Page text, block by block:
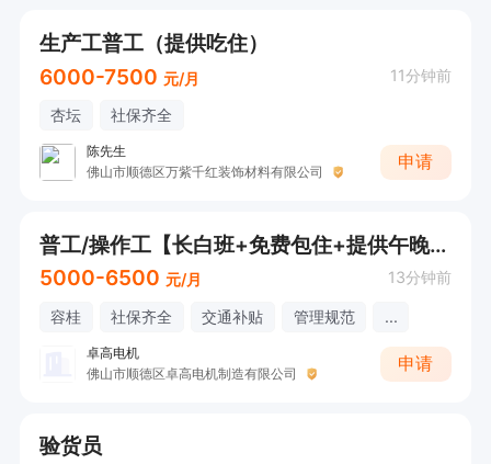
生产工普工（提供吃住）
6000-7500 元/月 11分钟前
杏坛 社保齐全
陈先生
佛山市顺德区万紫千红装饰材料有限公司
申请
普工/操作工【长白班+免费包住+提供午晚餐+全勤奖+工龄奖+宵夜补贴+年终奖+节日福利+接受无经验】
5000-6500 元/月 13分钟前
容桂 社保齐全 交通补贴 管理规范 ...
卓高电机
佛山市顺德区卓高电机制造有限公司
申请
验货员